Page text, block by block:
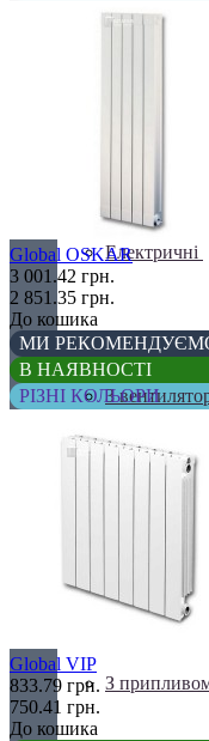
Електричні
З
З
Global OSKAR
3 001.42 грн.
2 851.35 грн.
До кошика
МИ
В НАЯВНОСТІ
РІЗНІ КОЛЬОРИ
Global VIP
833.79 грн.
750.41 грн.
До кошика